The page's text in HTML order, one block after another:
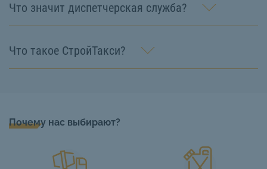
Что значит диспетчерская служба?
Что такое СтройТакси?
Почему нас выбирают?